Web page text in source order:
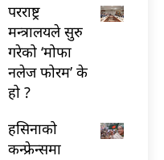
परराष्ट्र
मन्त्रालयले सुरु
गरेको ‘मोफा
नलेज फोरम’ के
हो ?
हसिनाको
कन्फ्रेन्समा